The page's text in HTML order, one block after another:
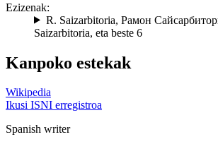
Ezizenak:
R. Saizarbitoria, Рамон
Saizarbitoria, eta beste 6
Kanpoko estekak
Wikipedia
Ikusi ISNI erregistroa
Spanish writer